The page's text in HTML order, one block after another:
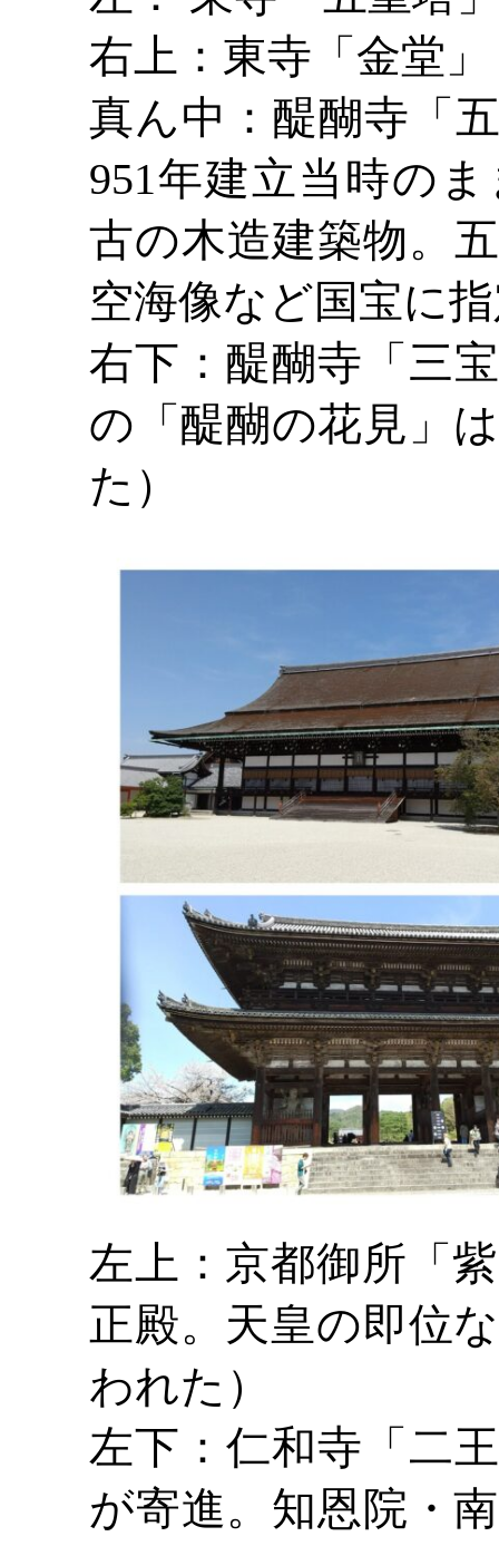
右上：東寺「金堂
真ん中：醍醐寺「
951年建立当時の
古の木造建築物。
空海像など国宝に
右下：醍醐寺「三
の「醍醐の花見」
た）
左上：京都御所「
正殿。天皇の即位
われた）
左下：仁和寺「二
が寄進。知恩院・